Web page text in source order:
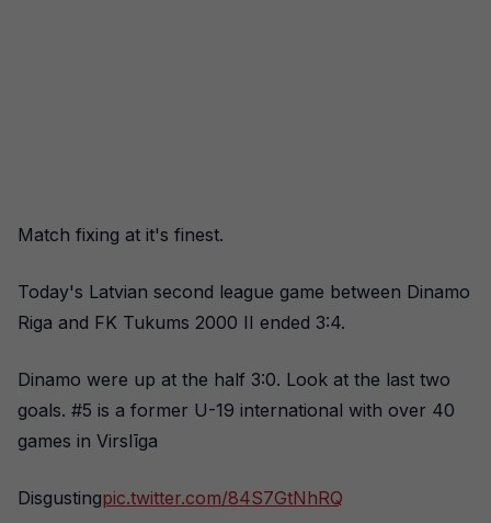
Match fixing at it's finest.
Today's Latvian second league game between Dinamo
Riga and FK Tukums 2000 II ended 3:4.
Dinamo were up at the half 3:0. Look at the last two
goals. #5 is a former U-19 international with over 40
games in Virslīga
Disgustingpic.twitter.com/84S7GtNhRQ